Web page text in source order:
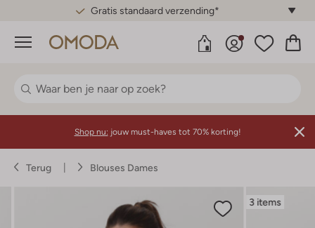
Gratis standaard verzending*
Menu
Shop nu: jouw must-haves tot 70% korting!
Terug Blouses Dames
3 items